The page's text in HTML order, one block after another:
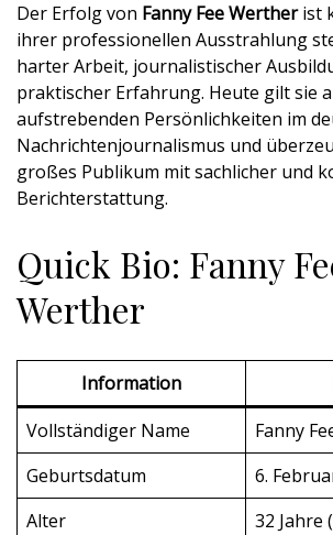
Der Erfolg von Fanny Fee Wertherist
ihrer professionellen Ausstrahlung
harter Arbeit, journalistischer
praktischer Erfahrung. Heute gilt sie
aufstrebenden Persönlichkeiten im
Nachrichtenjournalismus und
großes Publikum mit sachlicher und
Berichterstattung.
Quick Bio: Fanny
Werther
Information
Vollständiger Name
Fanny
Geburtsdatum
6.
Alter
32 Jahre